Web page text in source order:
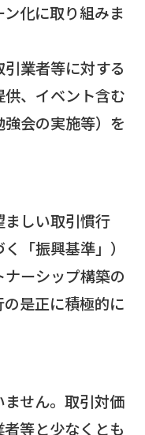
化に取り組みま
業者等に対する
、イベント含む
会の実施等）を
しい取引慣行
「振興基準」）
ーシップ構築の
是正に積極的に
せん。取引対価
等と少なくとも